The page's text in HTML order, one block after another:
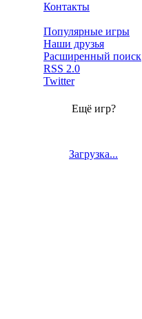
Контакты
Популярные игры
Наши друзья
Расширенный поиск
RSS 2.0
Twitter
Ещё игр?
Загрузка...